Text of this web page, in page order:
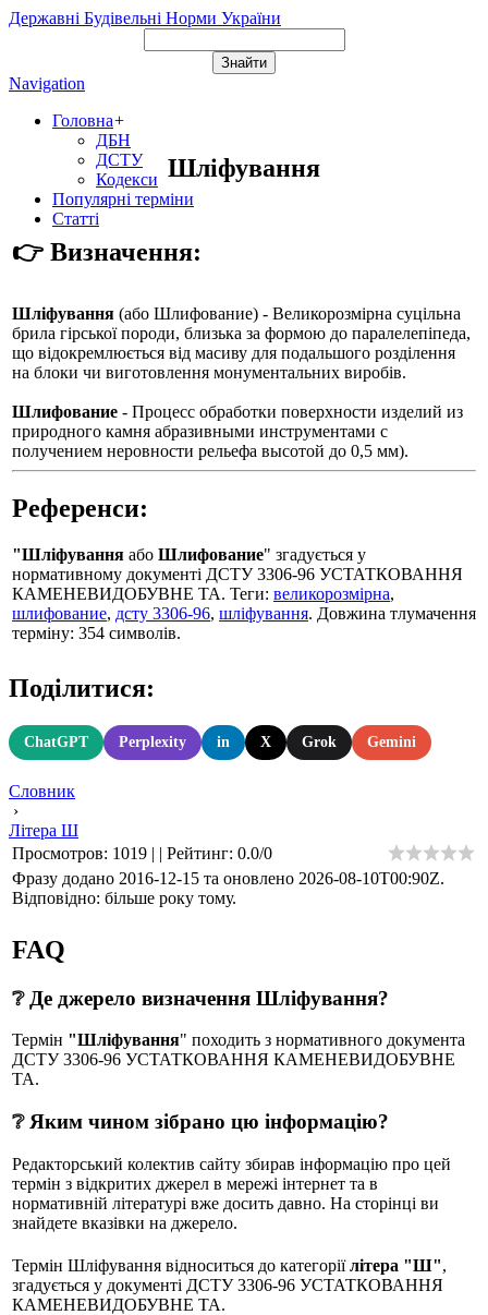
Державні Будівельні Норми України
Navigation
Головна+
ДБН
ДСТУ
Кодекси
Популярні терміни
Статті
Шліфування
👉 Визначення:
Шліфування (або Шлифование) - Великорозмірна суцільна
брила гірської породи, близька за формою до паралелепіпеда,
що відокремлюється від масиву для подальшого розділення
на блоки чи виготовлення монументальних виробів.
Шлифование - Процесс обработки поверхности изделий из
природного камня абразивными инструментами с
получением неровности рельефа высотой до 0,5 мм).
Референси:
"Шліфування або Шлифование" згадується у
нормативному документі ДСТУ 3306-96 УСТАТКОВАННЯ
КАМЕНЕВИДОБУВНЕ ТА. Теги: великорозмірна,
шлифование, дсту 3306-96, шліфування. Довжина тлумачення
терміну: 354 символів.
Поділитися:
ChatGPT Perplexity in X Grok Gemini
Словник
›
Літера Ш
Просмотров: 1019 | | Рейтинг: 0.0/0
Фразу додано 2016-12-15 та оновлено 2026-08-10T00:90Z.
Відповідно: більше року тому.
FAQ
❔ Де джерело визначення Шліфування?
Термін "Шліфування" походить з нормативного документа
ДСТУ 3306-96 УСТАТКОВАННЯ КАМЕНЕВИДОБУВНЕ
ТА.
❔ Яким чином зібрано цю інформацію?
Редакторський колектив сайту збирав інформацію про цей
термін з відкритих джерел в мережі інтернет та в
нормативній літературі вже досить давно. На сторінці ви
знайдете вказівки на джерело.
Термін Шліфування відноситься до категоріїлітера "Ш",
згадується у документі ДСТУ 3306-96 УСТАТКОВАННЯ
КАМЕНЕВИДОБУВНЕ ТА.